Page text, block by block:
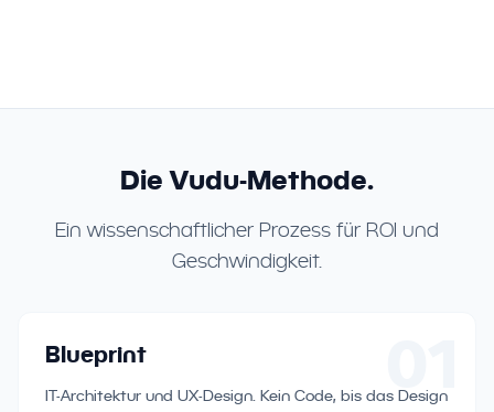
Die Vudu-Methode.
Ein wissenschaftlicher Prozess für ROI und
Geschwindigkeit.
Blueprint
IT-Architektur und UX-Design. Kein Code, bis das Design